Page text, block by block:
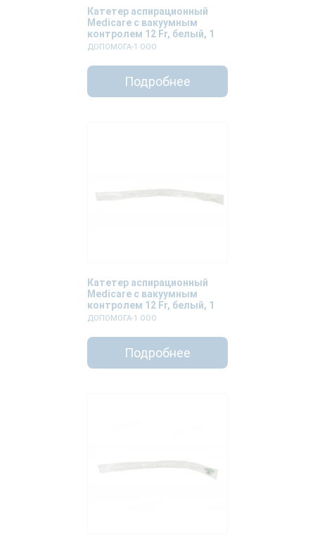
Катетер аспирационный
Medicare с вакуумным
контролем 12 Fr, белый, 1
штука
ДОПОМОГА-1 ООО
Подробнее
Катетер аспирационный
Medicare с вакуумным
контролем 12 Fr, белый, 1
штука
ДОПОМОГА-1 ООО
Подробнее